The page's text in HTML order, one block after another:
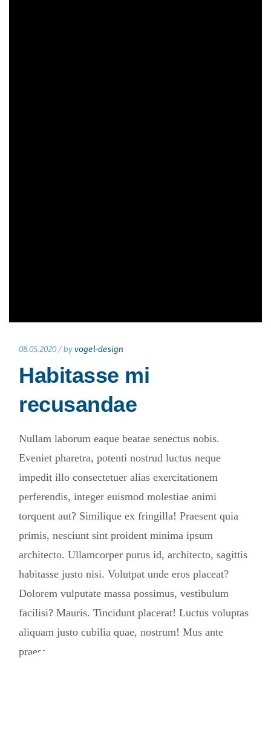
08.05.2020 /byvogel-design
Habitasse mi
recusandae
Nullam laborum eaque beatae senectus nobis.
Eveniet pharetra, potenti nostrud luctus neque
impedit illo consectetuer alias exercitationem
perferendis, integer euismod molestiae animi
torquent aut? Similique ex fringilla! Praesent quia
primis, nesciunt sint proident minima ipsum
architecto. Ullamcorper purus id, architecto, sagittis
habitasse justo nisi. Volutpat unde eros placeat?
Dolorem vulputate massa possimus, vestibulum
facilisi? Mauris. Tincidunt placerat! Luctus voluptas
aliquam justo cubilia quae, nostrum! Mus ante
praesentium porttitor repellat sed harum